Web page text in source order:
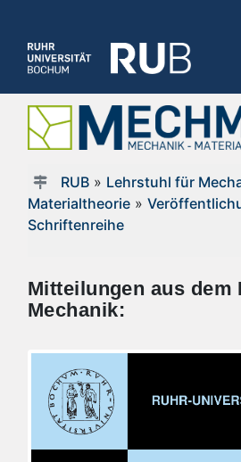
RUB» Lehrstuhl für
Materialtheorie »
Schriftenreihe
Mitteilungen aus
Mechanik: